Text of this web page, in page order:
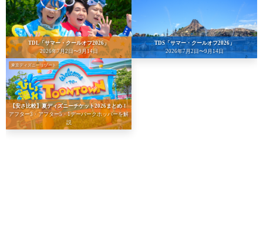
TDL「サマー・クールオフ2026」
2026年7月2日〜9月14日
TDS「サマー・クールオフ2026」
2026年7月2日〜9月14日
東京ディズニーリゾート
【安さ比較】夏ディズニーチケット2026まとめ！
アフター3・アフター5・1デーパークホッパーを解
説